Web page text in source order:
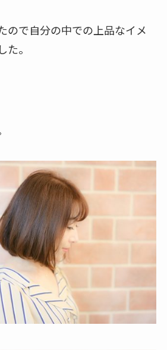
ので自分の中での上品なイメ
。